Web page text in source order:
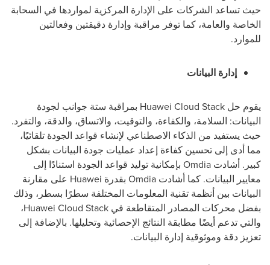
حيث تساعد الشركات على الإدارة المركزية لمواردها في السحابة
الخاصة والعامة، كما توفر مراقبة وإدارة دقيقتين وفعالتين
للموارد.
إدارة البيانات
يقوم حل Huawei Cloud Stack بمراقبة ستة جوانب لجودة
البيانات: السلامة، والكفاءة، والتوقيت، والاتساق، والدقة، والتفرد.
حيث يستفيد من الذكاء الاصطناعي لإنشاء قواعد الجودة تلقائيًا،
مما أدى إلى تحسين كفاءة إعداد عمليات جودة البيانات بشكل
كبير. أشادت Omdia بإمكانية توليد قواعد الجودة استنادًا إلى
معايير البيانات. كما أشادت Omdia بقدرة Huawei على مقارنة
البيانات بين أنظمة تقنية المعلومات المختلفة سطرًا بسطر، وذلك
بفضل محركات المصادر المتقاطعة في Huawei Cloud Stack،
والتي تدعم أيضًا مطابقة النتائج الإحصائية وتحليلها. بالإضافة إلى
تعزيز دقة وموثوقية إدارة البيانات.